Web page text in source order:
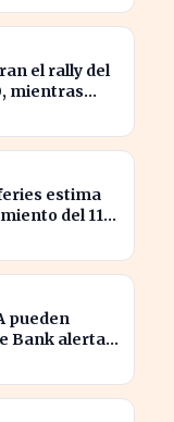
el rally del
mientras
estima
del 11%
pueden
Bank alerta a